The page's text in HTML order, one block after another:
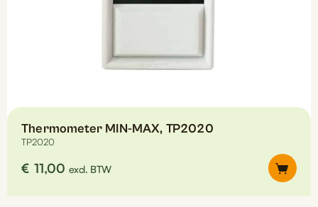
Thermometer MIN-MAX, TP2020
TP2020
€ 11,00 excl. BTW